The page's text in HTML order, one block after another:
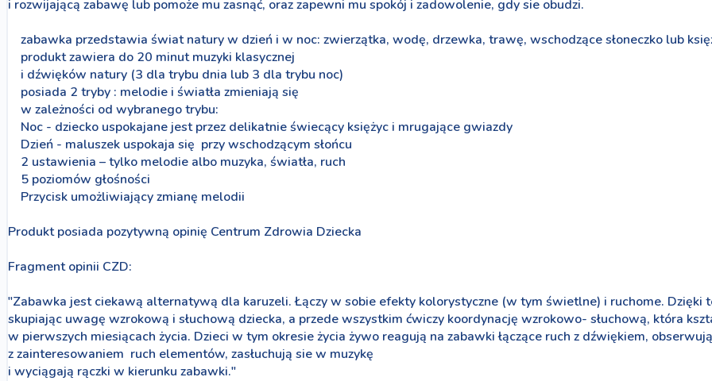
i rozwijającą zabawę lub pomoże mu zasnąć, oraz zapewni mu spokój i zadowolenie, gdy sie obudzi.
zabawka przedstawia świat natury w dzień i w noc: zwierzątka, wodę, drzewka, trawę, wschodzące słoneczko lub
produkt zawiera do 20 minut muzyki klasycznej
i dźwięków natury (3 dla trybu dnia lub 3 dla trybu noc)
posiada 2 tryby : melodie i światła zmieniają się
w zależności od wybranego trybu:
Noc - dziecko uspokajane jest przez delikatnie świecący księżyc i mrugające gwiazdy
Dzień - maluszek uspokaja się przy wschodzącym słońcu
2 ustawienia – tylko melodie albo muzyka, światła, ruch
5 poziomów głośności
Przycisk umożliwiający zmianę melodii
Produkt posiada pozytywną opinię Centrum Zdrowia Dziecka
Fragment opinii CZD:
"Zabawka jest ciekawą alternatywą dla karuzeli. Łączy w sobie efekty kolorystyczne (w tym świetlne) i ruchome. Dzięki
skupiając uwagę wzrokową i słuchową dziecka, a przede wszystkim ćwiczy koordynację wzrokowo- słuchową, która
w pierwszych miesiącach życia. Dzieci w tym okresie życia żywo reagują na zabawki łączące ruch z dźwiękiem, obserwują
z zainteresowaniem ruch elementów, zasłuchują sie w muzykę
i wyciągają rączki w kierunku zabawki."